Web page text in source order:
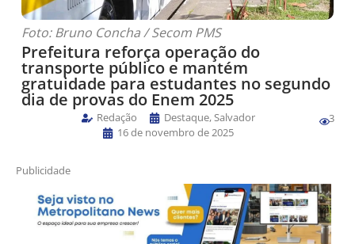
Foto: Bruno Concha / Secom PMS
Prefeitura reforça operação do
transporte público e mantém
gratuidade para estudantes no segundo
dia de provas do Enem 2025
Redação Destaque,Salvador
16 de novembro de 2025
3
Publicidade